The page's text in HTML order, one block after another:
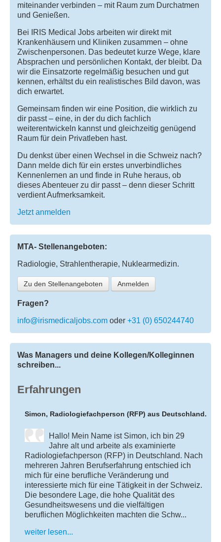
miteinander verbinden – mit Raum zum Durchatmen
und Genießen.
Bei IRIS Medical Jobs arbeiten wir direkt mit
Krankenhäusern und Kliniken zusammen – ohne
Zwischenpersonen. Das bedeutet kurze Wege, klare
Absprachen und persönlichen Kontakt, der bleibt. Da
wir die Einsatzorte regelmäßig besuchen und gut
kennen, erhältst du ein realistisches Bild davon, was
dich erwartet.
Gemeinsam finden wir eine Position, die wirklich zu
dir passt – eine, in der du dich fachlich
weiterentwickeln kannst und gleichzeitig genügend
Raum für dein Privatleben hast.
Du denkst über einen Wechsel in die Schweiz nach?
Dann melde dich für ein erstes unverbindliches
Kennenlernen an und finde in Ruhe heraus, ob
dieses Abenteuer zu dir passt – denn dieser Schritt
verdient Aufmerksamkeit.
Jetzt anmelden
MTA- Stellenangeboten:
Radiologie, Strahlentherapie, Nuklearmedizin.
Zu den Stellenangeboten Anmelden
Fragen?
info@irismedicaljobs.com oder +31 (0) 650244740
Was Managers und deine Kollegen/Kolleginnen
schreiben...
Erfahrungen
Simon, Radiologiefachperson (RFP) aus Deutschland.
Hallo! Mein Name ist Simon, ich bin 29
Jahre alt und arbeite als examinierte
Radiologiefachperson (RFP) in Deutschland. Nach
mehreren Jahren Berufserfahrung entschied ich
mich für eine berufliche Veränderung und
interessierte mich für eine Tätigkeit in der Schweiz.
Die besondere Lage, die hohe Qualität des
Gesundheitswesens und die vielfältigen
beruflichen Möglichkeiten machten die Schw...
weiter lesen...